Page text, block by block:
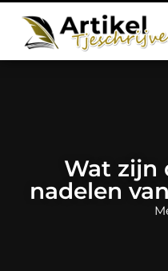
Wat zijn
nadelen